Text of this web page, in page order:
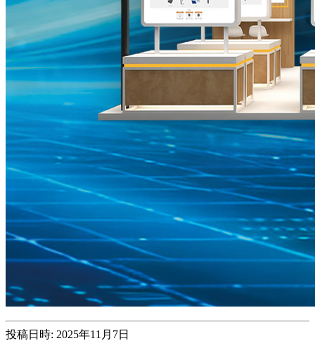
投稿日時: 2025年11月7日